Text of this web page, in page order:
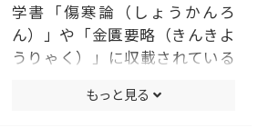
学書「傷寒論（しょうかんろ
ん）」や「金匱要略（きんきよ
うりゃく）」に収載されている
の胃炎、常習便秘、高血圧や肥
もっと見る